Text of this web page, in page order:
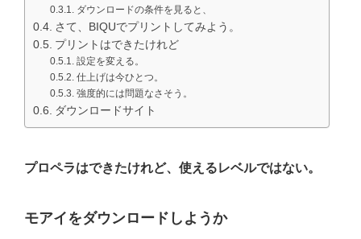
ダウンロードの条件を見ると、
さて、BIQUでプリントしてみよう。
プリントはできたけれど
設定を変える。
仕上げは今ひとつ。
強度的には問題なさそう。
ダウンロードサイト
プロペラはできたけれど、使えるレベルではない。
モアイをダウンロードしようか